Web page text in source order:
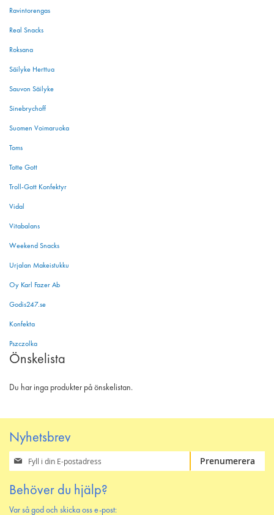
Ravintorengas
Real Snacks
Roksana
Säilyke Herttua
Sauvon Säilyke
Sinebrychoff
Suomen Voimaruoka
Toms
Totte Gott
Troll-Gott Konfektyr
Vidal
Vitabalans
Weekend Snacks
Urjalan Makeistukku
Oy Karl Fazer Ab
Godis247.se
Konfekta
Pszczolka
Önskelista
Du har inga produkter på önskelistan.
Nyhetsbrev
Prenumerera
på
nyhetsbrev
Prenumerera
Behöver du hjälp?
Var så god och skicka oss e-post: